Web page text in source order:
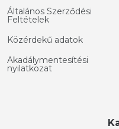
Általános Szerződési
Feltételek
Közérdekű adatok
Akadálymentesítési
nyilatkozat